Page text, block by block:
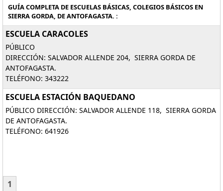
GUÍA COMPLETA DE ESCUELAS BÁSICAS, COLEGIOS BÁSICOS EN
SIERRA GORDA, DE ANTOFAGASTA. :
ESCUELA CARACOLES
PÚBLICO
DIRECCIÓN: SALVADOR ALLENDE 204, SIERRA GORDA DE
ANTOFAGASTA.
TELÉFONO: 343222
ESCUELA ESTACIÓN BAQUEDANO
PÚBLICO DIRECCIÓN: SALVADOR ALLENDE 118, SIERRA GORDA
DE ANTOFAGASTA.
TELÉFONO: 641926
1